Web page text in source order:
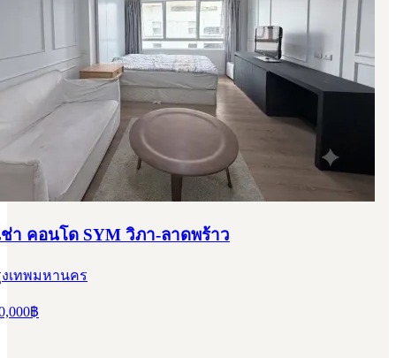
ช่า คอนโด SYM วิภา-ลาดพร้าว
เทพมหานคร
฿